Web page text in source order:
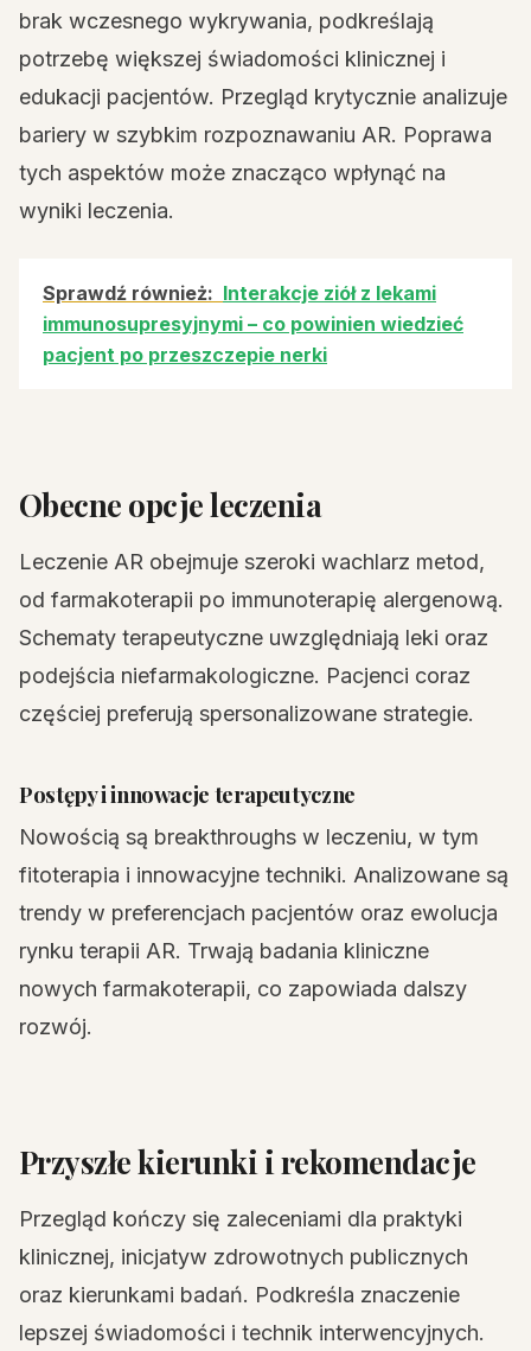
brak wczesnego wykrywania, podkreślają
potrzebę większej świadomości klinicznej i
edukacji pacjentów. Przegląd krytycznie analizuje
bariery w szybkim rozpoznawaniu AR. Poprawa
tych aspektów może znacząco wpłynąć na
wyniki leczenia.
Sprawdź również: Interakcje ziół z lekami
immunosupresyjnymi – co powinien wiedzieć
pacjent po przeszczepie nerki
Obecne opcje leczenia
Leczenie AR obejmuje szeroki wachlarz metod,
od farmakoterapii po immunoterapię alergenową.
Schematy terapeutyczne uwzględniają leki oraz
podejścia niefarmakologiczne. Pacjenci coraz
częściej preferują spersonalizowane strategie.
Postępy i innowacje terapeutyczne
Nowością są breakthroughs w leczeniu, w tym
fitoterapia i innowacyjne techniki. Analizowane są
trendy w preferencjach pacjentów oraz ewolucja
rynku terapii AR. Trwają badania kliniczne
nowych farmakoterapii, co zapowiada dalszy
rozwój.
Przyszłe kierunki i rekomendacje
Przegląd kończy się zaleceniami dla praktyki
klinicznej, inicjatyw zdrowotnych publicznych
oraz kierunkami badań. Podkreśla znaczenie
lepszej świadomości i technik interwencyjnych.